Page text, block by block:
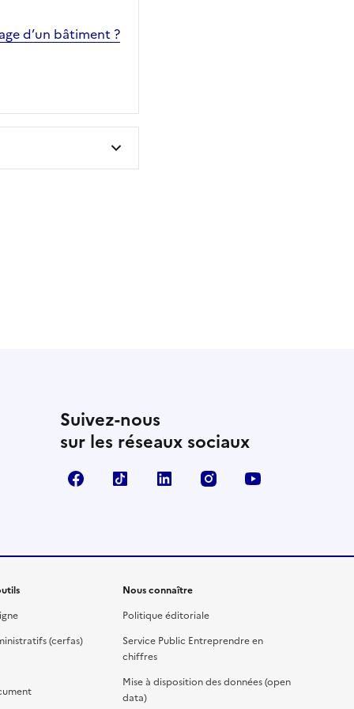
d’un bâtiment ?
Suivez-nous
sur les réseaux sociaux
FacebookTikTok Linkedin Instagram
(cerfas)
Nous connaître
Politique éditoriale
Service Public Entreprendre en
chiffres
Mise à disposition des données (open
data)